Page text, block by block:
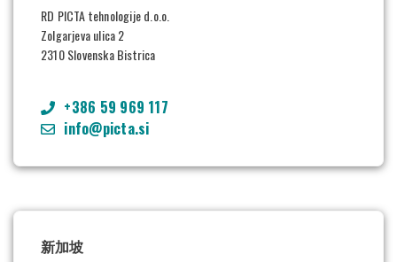
RD PICTA tehnologije d.o.o.
Zolgarjeva ulica 2
2310 Slovenska Bistrica
+386 59 969 117
info@picta.si
新加坡